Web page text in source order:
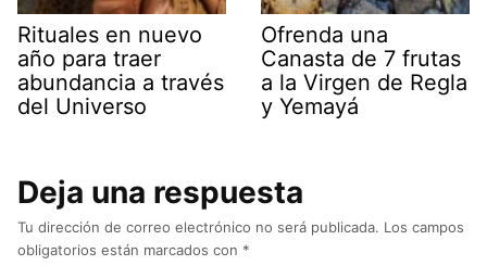
Rituales en nuevo
año para traer
abundancia a través
del Universo
Ofrenda una
Canasta de 7 frutas
a la Virgen de Regla
y Yemayá
Deja una respuesta
Tu dirección de correo electrónico no será publicada. Los campos
obligatorios están marcados con *